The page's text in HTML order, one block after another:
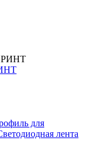
для
лента